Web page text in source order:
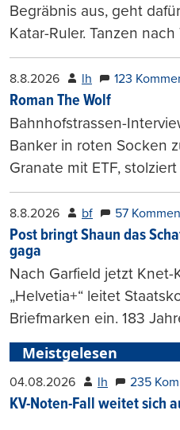
Begräbnis aus, geht
Katar-Ruler. Tanzen
8.8.2026 lh 123
Roman The Wolf
Bahnhofstrassen-
Banker in roten Socken
Granate mit ETF,
8.8.2026 bf 57
Post bringt Shaun das
gaga
Nach Garfield jetzt Knet-
„Helvetia+“ leitet
Briefmarken ein. 183
Meistgelesen
04.08.2026 lh 235
KV-Noten-Fall weitet sich